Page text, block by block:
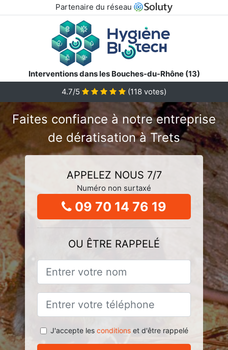
Partenaire du réseau
Interventions dans les Bouches-du-Rhône (13)
4.7/5
(118 votes)
Faites confiance à notre entreprise
de dératisation à Trets
APPELEZ NOUS 7/7
Numéro non surtaxé
09 70 14 76 19
OU ÊTRE RAPPELÉ
J'accepte les conditionset d'être rappelé